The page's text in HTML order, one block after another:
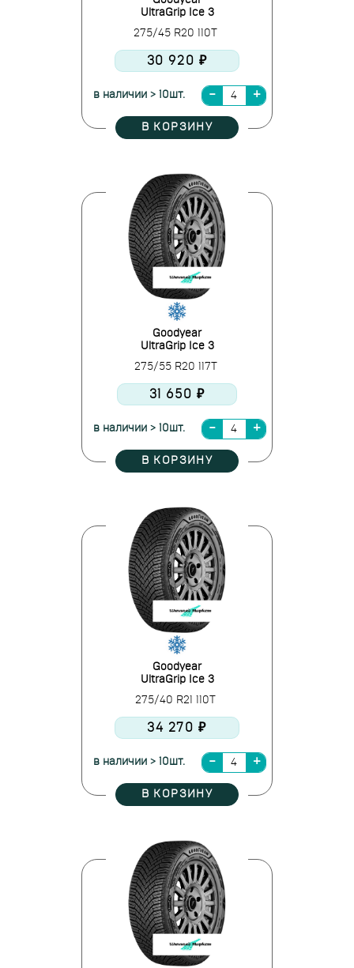
UltraGrip Ice 3
275/45 R20 110T
30 920 ₽
в наличии > 10шт.
В КОРЗИНУ
Goodyear
UltraGrip Ice 3
275/55 R20 117T
31 650 ₽
в наличии > 10шт.
В КОРЗИНУ
Goodyear
UltraGrip Ice 3
275/40 R21 110T
34 270 ₽
в наличии > 10шт.
В КОРЗИНУ